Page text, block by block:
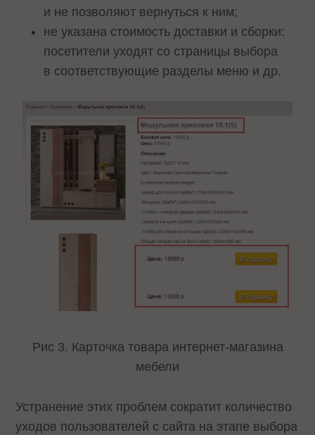
и не позволяют вернуться к ним;
не указана стоимость доставки и сборки:
посетители уходят со страницы выбора
в соответствующие разделы меню и др.
Рис 3. Карточка товара интернет-магазина
мебели
Устранение этих проблем сократит количество
уходов пользователей с сайта на этапе выбора